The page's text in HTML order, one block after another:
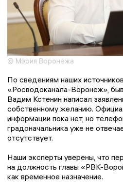
© Мэрия Воронежа
По сведениям наших
«Росводоканала-Воронеж»,
Вадим Кстенин написал
собственному желанию.
информации пока нет, но
градоначальника уже не
отсутствует.
Наши эксперты уверены, что
на должность главы «РВК-
как временное назначение.